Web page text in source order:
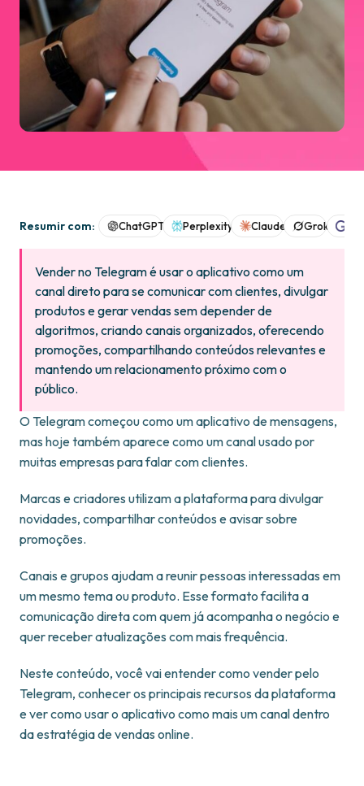
Resumir com: ChatGPT Perplexity Claude Grok
Vender no Telegram é usar o aplicativo como um
canal direto para se comunicar com clientes, divulgar
produtos e gerar vendas sem depender de
algoritmos, criando canais organizados, oferecendo
promoções, compartilhando conteúdos relevantes e
mantendo um relacionamento próximo com o
público.
O Telegram começou como um aplicativo de mensagens,
mas hoje também aparece como um canal usado por
muitas empresas para falar com clientes.
Marcas e criadores utilizam a plataforma para divulgar
novidades, compartilhar conteúdos e avisar sobre
promoções.
Canais e grupos ajudam a reunir pessoas interessadas em
um mesmo tema ou produto. Esse formato facilita a
comunicação direta com quem já acompanha o negócio e
quer receber atualizações com mais frequência.
Neste conteúdo, você vai entender como vender pelo
Telegram, conhecer os principais recursos da plataforma
e ver como usar o aplicativo como mais um canal dentro
da estratégia de vendas online.